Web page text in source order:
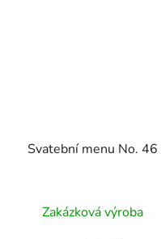
Svatební menu No. 46
Zakázková výroba